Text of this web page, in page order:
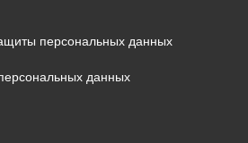
персональных данных
данных